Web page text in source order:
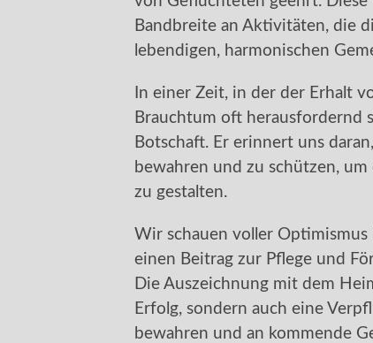
Bandbreite an Aktivitäten, die
lebendigen, harmonischen
In einer Zeit, in der der Erhalt
Brauchtum oft herausfordernd
Botschaft. Er erinnert uns
bewahren und zu schützen,
zu gestalten.
Wir schauen voller
einen Beitrag zur Pflege und
Die Auszeichnung mit dem
Erfolg, sondern auch eine
bewahren und an kommende